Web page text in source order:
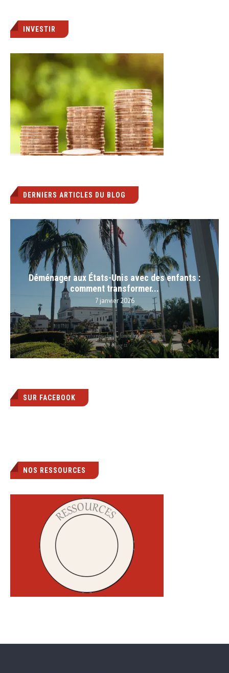
INVESTIR
DERNIERS ARTICLES DU BLOG
Déménager aux États-Unis avec des enfants :
comment transformer...
7 janvier 2026
SUR FACEBOOK
NOS RESSOURCES